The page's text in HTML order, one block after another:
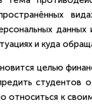
и куда
целью
студентов
к